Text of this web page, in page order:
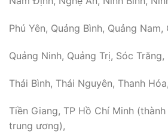
Phú Yên, Quảng Bình, Quảng Nam,
Quảng Ninh, Quảng Trị, Sóc Trăng,
Thái Bình, Thái Nguyên, Thanh
Tiền Giang, TP Hồ Chí Minh
trung ương),